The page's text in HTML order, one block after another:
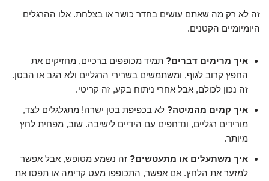
זה לא רק מה שאתם עושים בחדר כושר או בצלחת. אלו ההרגלים
היומיומיים הקטנים.
איך מרימים דברים? תמיד מכופפים ברכיים, מחזיקים את
החפץ קרוב לגוף, ומשתמשים בשרירי הרגליים ולא הגב או הבטן.
זה נכון לכולם, אבל אחרי ניתוח בקע, זה קריטי.
איך קמים מהמיטה? לא בכפיפת בטן ישרה! מתגלגלים לצד,
מורידים רגליים, ונדחפים עם הידיים לישיבה. שוב, מפחית לחץ
מיותר.
איך משתעלים או מתעטשים? זה נשמע מטופש, אבל אפשר
למזער את הלחץ. אם אפשר, התכופפו מעט קדימה או תפסו את